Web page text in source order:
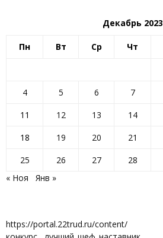
Декабрь 2023
Пн Вт Ср Чт
4
5 6 7
11
12 13 14
18
19 20 21
25
26 27 28
« Ноя
Янв »
https://portal.22trud.ru/content/